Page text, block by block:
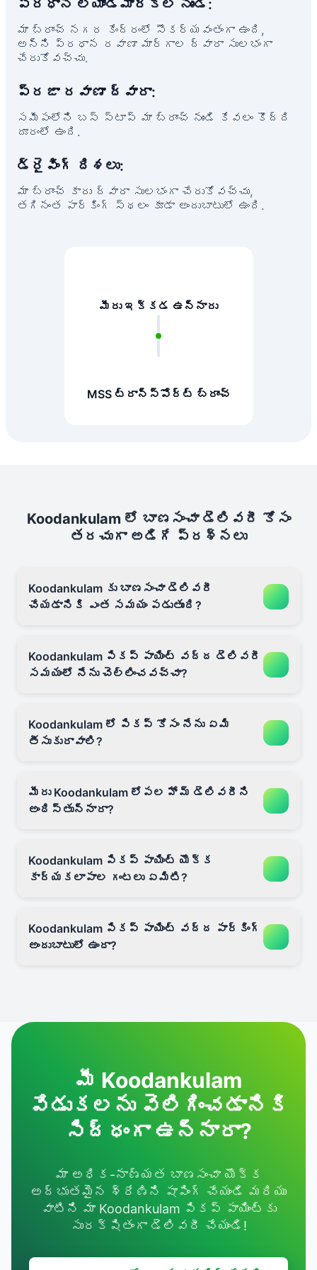
ప్రధాన ల్యాండ్‌మార్క్‌ల నుండి:
మా బ్రాంచ్ నగర కేంద్రంలో సౌకర్యవంతంగా ఉంది,
అన్ని ప్రధాన రవాణా మార్గాల ద్వారా సులభంగా
చేరుకోవచ్చు.
ప్రజా రవాణా ద్వారా:
సమీపంలోని బస్ స్టాప్ మా బ్రాంచ్ నుండి కేవలం కొద్ది
దూరంలో ఉంది.
డ్రైవింగ్ దిశలు:
మా బ్రాంచ్ కారు ద్వారా సులభంగా చేరుకోవచ్చు,
తగినంత పార్కింగ్ స్థలం కూడా అందుబాటులో ఉంది.
మీరు ఇక్కడ ఉన్నారు
MSS ట్రాన్స్‌పోర్ట్ బ్రాంచ్
Koodankulam లో బాణసంచా డెలివరీ కోసం
తరచుగా అడిగే ప్రశ్నలు
Koodankulam కు బాణసంచా డెలివరీ
చేయడానికి ఎంత సమయం పడుతుంది?
Koodankulam పికప్ పాయింట్ వద్ద డెలివరీ
సమయంలో నేను చెల్లించవచ్చా?
Koodankulam లో పికప్ కోసం నేను ఏమి
తీసుకురావాలి?
మీరు Koodankulam లోపల హోమ్ డెలివరీని
అందిస్తున్నారా?
Koodankulam పికప్ పాయింట్ యొక్క
కార్యకలాపాల గంటలు ఏమిటి?
Koodankulam పికప్ పాయింట్ వద్ద పార్కింగ్
అందుబాటులో ఉందా?
మీ Koodankulam
వేడుకలను వెలిగించడానికి
సిద్ధంగా ఉన్నారా?
మా అధిక-నాణ్యత బాణసంచా యొక్క
అద్భుతమైన శ్రేణిని షాపింగ్ చేయండి మరియు
వాటిని మా Koodankulam పికప్ పాయింట్‌కు
సురక్షితంగా డెలివరీ చేయండి!